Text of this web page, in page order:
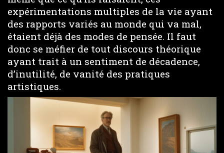
expérimentations multiples de la vie ayant
des rapports variés au monde qui va mal,
étaient déjà des modes de pensée. Il faut
donc se méfier de tout discours théorique
ayant trait à un sentiment de décadence,
d’inutilité, de vanité des pratiques
artistiques.